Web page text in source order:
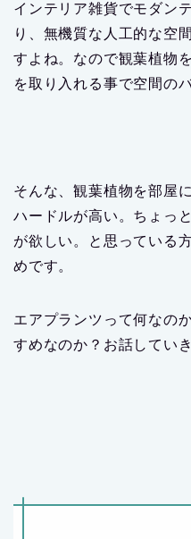
インテリア雑貨でモダン
り、無機質な人工的な空
すよね。なので観葉植物
を取り入れる事で空間の
そんな、観葉植物を部屋
ハードルが高い。ちょっ
が欲しい。と思っている
めです。
エアプランツって何なの
すめなのか？お話していき